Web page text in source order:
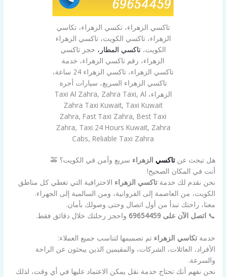
تاكسي الزهراء، تكسي الزهراء، تكاسي
الزهراء، تاكسي الكويت، تاكسي الزهراء
الكويت، تاكسي المطار، حجز تاكسي
الزهراء، رقم تاكسي الزهراء، خدمة
تاكسي الزهراء، تاكسي الزهراء 24 ساعة،
تاكسي الزهراء السريع، سيارات أجرة
الزهراء، Taxi Al Zahra, Zahra Taxi, Al
Zahra Taxi Kuwait, Taxi Kuwait
Zahra, Fast Taxi Zahra, Best Taxi
Zahra, Taxi 24 Hours Kuwait, Zahra
Cabs, Reliable Taxi Zahra
هل تبحث عنتاكسي الزهراء سريع وآمن في الكويت؟ 🚕
أنت في المكان الصحيح!
نحن نقدم لك خدمةتاكسي الزهراء الاحترافية التي تغطي كل مناطق
الكويت، من العاصمة إلى الفروانية، ومن السالمية إلى الجهراء.
معنا، راحتك تبدأ من أول اتصال وحتى وصولك بأمان.
📞 اتصل الآن على 69654459 واحجز رحلتك خلال دقائق فقط.
خدمةتكاسي الزهراء تم تصميمها لتناسب جميع العملاء:
الأفراد، العائلات، الشركات، والمقيمين الذين يبحثون عن الراحة
والسرعة.
نحن نفهم أنك تحتاج خدمة نقل يمكن الاعتماد عليها في أي وقت، لذلك